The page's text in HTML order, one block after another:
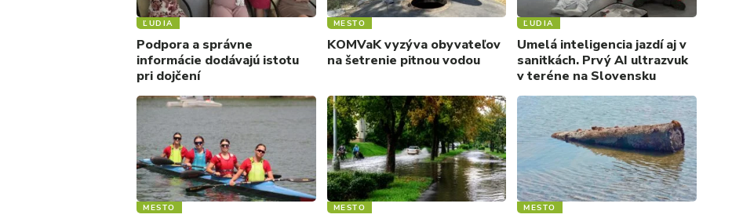
ĽUDIA
Podpora a správne
informácie dodávajú istotu
pri dojčení
MESTO
KOMVaK vyzýva obyvateľov
na šetrenie pitnou vodou
ĽUDIA
Umelá inteligencia jazdí aj v
sanitkách. Prvý AI ultrazvuk
v teréne na Slovensku
MESTO MESTO MESTO